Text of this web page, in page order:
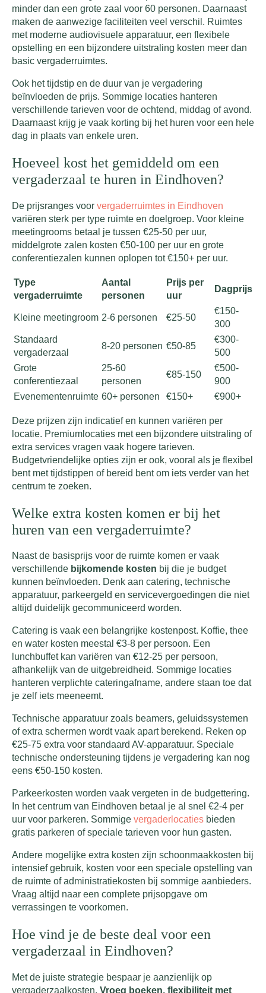
minder dan een grote zaal voor 60 personen. Daarnaast
maken de aanwezige faciliteiten veel verschil. Ruimtes
met moderne audiovisuele apparatuur, een flexibele
opstelling en een bijzondere uitstraling kosten meer dan
basic vergaderruimtes.
Ook het tijdstip en de duur van je vergadering
beïnvloeden de prijs. Sommige locaties hanteren
verschillende tarieven voor de ochtend, middag of avond.
Daarnaast krijg je vaak korting bij het huren voor een hele
dag in plaats van enkele uren.
Hoeveel kost het gemiddeld om een
vergaderzaal te huren in Eindhoven?
De prijsranges voor vergaderruimtes in Eindhoven
variëren sterk per type ruimte en doelgroep. Voor kleine
meetingrooms betaal je tussen €25-50 per uur,
middelgrote zalen kosten €50-100 per uur en grote
conferentiezalen kunnen oplopen tot €150+ per uur.
Type
vergaderruimte
Aantal
personen
Prijs per
uur
Dagprijs
Kleine meetingroom 2-6 personen €25-50
€150-
300
Standaard
vergaderzaal
8-20 personen €50-85
€300-
500
Grote
conferentiezaal
25-60
personen
€85-150
€500-
900
Evenementenruimte 60+ personen €150+ €900+
Deze prijzen zijn indicatief en kunnen variëren per
locatie. Premiumlocaties met een bijzondere uitstraling of
extra services vragen vaak hogere tarieven.
Budgetvriendelijke opties zijn er ook, vooral als je flexibel
bent met tijdstippen of bereid bent om iets verder van het
centrum te zoeken.
Welke extra kosten komen er bij het
huren van een vergaderruimte?
Naast de basisprijs voor de ruimte komen er vaak
verschillende bijkomende kosten bij die je budget
kunnen beïnvloeden. Denk aan catering, technische
apparatuur, parkeergeld en servicevergoedingen die niet
altijd duidelijk gecommuniceerd worden.
Catering is vaak een belangrijke kostenpost. Koffie, thee
en water kosten meestal €3-8 per persoon. Een
lunchbuffet kan variëren van €12-25 per persoon,
afhankelijk van de uitgebreidheid. Sommige locaties
hanteren verplichte cateringafname, andere staan toe dat
je zelf iets meeneemt.
Technische apparatuur zoals beamers, geluidssystemen
of extra schermen wordt vaak apart berekend. Reken op
€25-75 extra voor standaard AV-apparatuur. Speciale
technische ondersteuning tijdens je vergadering kan nog
eens €50-150 kosten.
Parkeerkosten worden vaak vergeten in de budgettering.
In het centrum van Eindhoven betaal je al snel €2-4 per
uur voor parkeren. Sommige vergaderlocaties bieden
gratis parkeren of speciale tarieven voor hun gasten.
Andere mogelijke extra kosten zijn schoonmaakkosten bij
intensief gebruik, kosten voor een speciale opstelling van
de ruimte of administratiekosten bij sommige aanbieders.
Vraag altijd naar een complete prijsopgave om
verrassingen te voorkomen.
Hoe vind je de beste deal voor een
vergaderzaal in Eindhoven?
Met de juiste strategie bespaar je aanzienlijk op
vergaderzaalkosten. Vroeg boeken, flexibiliteit met